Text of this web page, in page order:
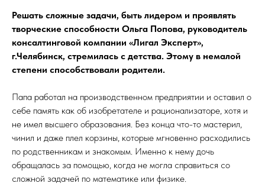
Решать сложные задачи, быть лидером и проявлять
творческие способности Ольга Попова, руководитель
консалтинговой компании «Лигал Эксперт»,
г.Челябинск, стремилась с детства. Этому в немалой
степени способствовали родители.
Папа работал на производственном предприятии и оставил о
себе память как об изобретателе и рационализаторе, хотя и
не имел высшего образования. Без конца что-то мастерил,
чинил и даже плел корзины, которые мгновенно расходились
по родственникам и знакомым. Именно к нему дочь
обращалась за помощью, когда не могла справиться со
сложной задачей по математике или физике.